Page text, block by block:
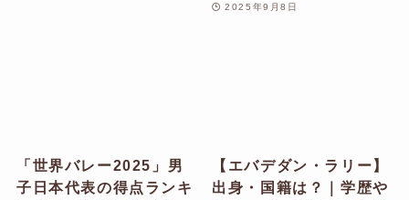
2025年9月8日
「世界バレー2025」男
子日本代表の得点ランキ
【エバデダン・ラリー】
出身・国籍は？｜学歴や